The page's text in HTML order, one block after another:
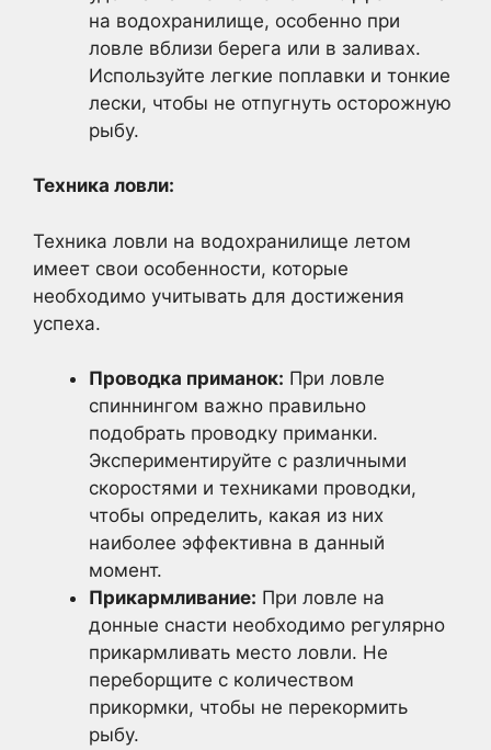
на водохранилище, особенно при
ловле вблизи берега или в заливах.
Используйте легкие поплавки и тонкие
лески, чтобы не отпугнуть осторожную
рыбу.
Техника ловли:
Техника ловли на водохранилище летом
имеет свои особенности, которые
необходимо учитывать для достижения
успеха.
Проводка приманок: При ловле
спиннингом важно правильно
подобрать проводку приманки.
Экспериментируйте с различными
скоростями и техниками проводки,
чтобы определить, какая из них
наиболее эффективна в данный
момент.
Прикармливание: При ловле на
донные снасти необходимо регулярно
прикармливать место ловли. Не
переборщите с количеством
прикормки, чтобы не перекормить
рыбу.